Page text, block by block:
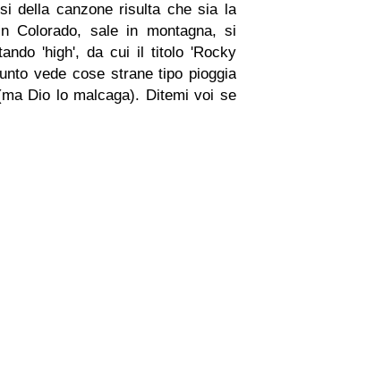
della canzone risulta che sia la
Colorado, sale in montagna, si
'high', da cui il titolo 'Rocky
vede cose strane tipo pioggia
Dio lo malcaga). Ditemi voi se